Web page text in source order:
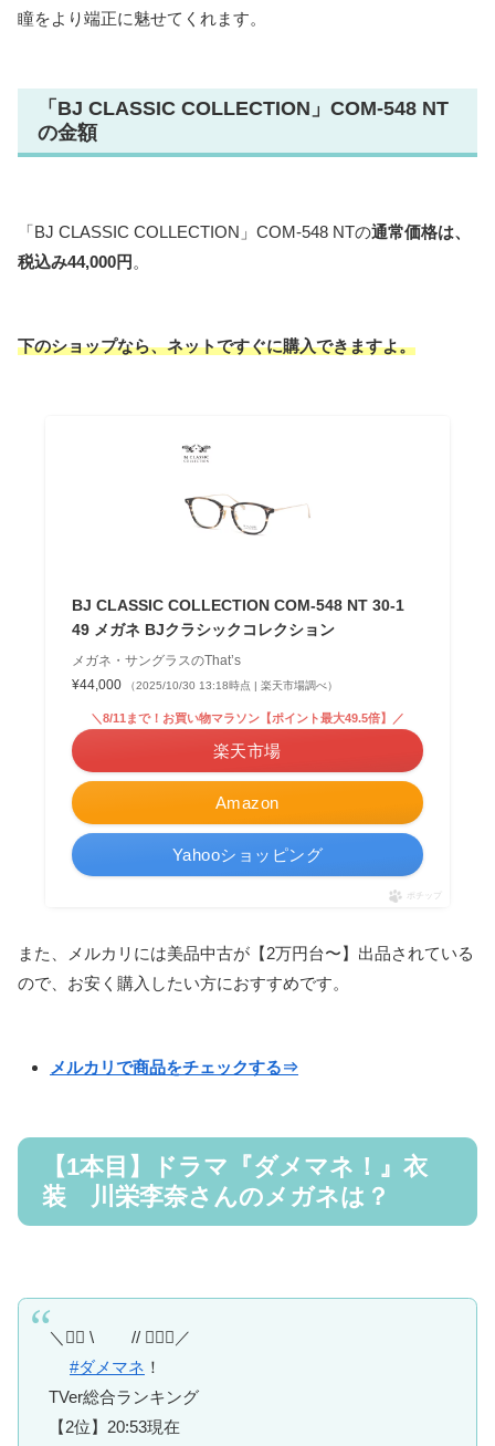
瞳をより端正に魅せてくれます。
「BJ CLASSIC COLLECTION」COM-548 NT
の金額
「BJ CLASSIC COLLECTION」COM-548 NTの通常価格は、
税込み44,000円 。
下のショップなら、ネットですぐに購入できますよ。
BJ CLASSIC COLLECTION COM-548 NT 30-1
49 メガネ BJクラシックコレクション
メガネ・サングラスのThat’s
¥44,000
（2025/10/30 13:18時点 | 楽天市場調べ）
Amazon
＼8/11まで！お買い物マラソン【ポイント最大49.5倍】／
楽天市場
Yahooショッピング
ポチップ
また、メルカリには美品中古が【2万円台〜】出品されている
ので、お安く購入したい方におすすめです。
メルカリで商品をチェックする⇒
【1本目】ドラマ『ダメマネ！』衣
装 川栄李奈さんのメガネは？
＼❤️‍🔥 \ // 🙅🏻‍♀️／
#ダメマネ ！
TVer総合ランキング
【2位】20:53現在